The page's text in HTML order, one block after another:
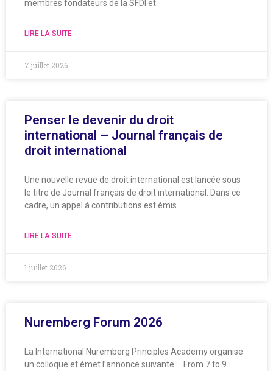
membres fondateurs de la SFDI et
LIRE LA SUITE
7 juillet 2026
Penser le devenir du droit
international – Journal français de
droit international
Une nouvelle revue de droit international est lancée sous
le titre de Journal français de droit international. Dans ce
cadre, un appel à contributions est émis
LIRE LA SUITE
1 juillet 2026
Nuremberg Forum 2026
La International Nuremberg Principles Academy organise
un colloque et émet l’annonce suivante : From 7 to 9